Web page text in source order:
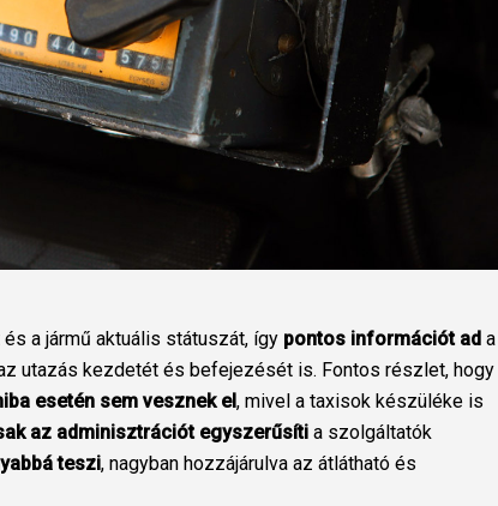
a jármű aktuális státuszát, így pontos információt ad a
utazás kezdetét és befejezését is. Fontos részlet, hogy
esetén sem vesznek el, mivel a taxisok készüléke is
az adminisztrációt egyszerűsíti a szolgáltatók
teszi, nagyban hozzájárulva az átlátható és